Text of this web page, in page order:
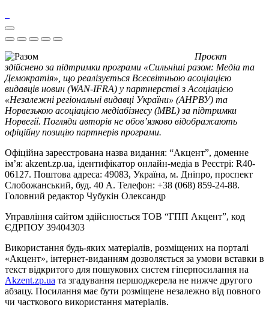
Проєкт
здійснено за підтримки програми «Сильніші разом: Медіа та
Демократія», що реалізується Всесвітньою асоціацією
видавців новин (WAN-IFRA) у партнерстві з Асоціацією
«Незалежні регіональні видавці України» (АНРВУ) та
Норвезькою асоціацією медіабізнесу (MBL) за підтримки
Норвегії. Погляди авторів не обов’язково відображають
офіційну позицію партнерів програми.
Офіційна зареєстрована назва видання: “Акцент”, доменне
ім’я: akzent.zp.ua, ідентифікатор онлайн-медіа в Реєстрі: R40-
06127. Поштова адреса: 49083, Україна, м. Дніпро, проспект
Слобожанський, буд. 40 А. Телефон: +38 (068) 859-24-88.
Головний редактор Чубукін Олександр
Управління сайтом здійснюється ТОВ “ГПП Акцент”, код
ЄДРПОУ 39404303
Використання будь-яких матеріалів, розміщених на порталі
«Акцент», інтернет-виданням дозволяється за умови вставки в
текст відкритого для пошукових систем гіперпосилання на
Akzent.zp.ua та згадування першоджерела не нижче другого
абзацу. Посилання має бути розміщене незалежно від повного
чи часткового використання матеріалів.